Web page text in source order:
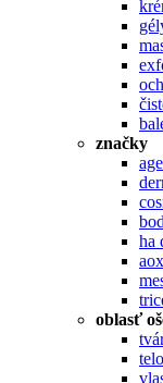
značky
ha
oblasť
telo